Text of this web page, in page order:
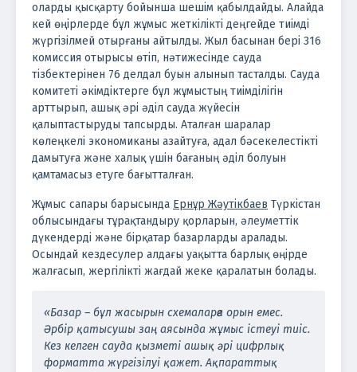
оларды қысқарту бойынша шешім қабылдайды. Алайда
кей өңірлерде бұл жұмыс жеткілікті деңгейде тиімді
жүргізілмей отырғаны айтылды. Жыл басынан бері 316
комиссия отырысы өтіп, нәтижесінде сауда
тізбектерінен 76 делдал буын алынып тасталды. Сауда
комитеті әкімдіктерге бұл жұмыстың тиімділігін
арттырып, ашық әрі әділ сауда жүйесін
қалыптастыруды тапсырды. Аталған шаралар
көлеңкелі экономиканы азайтуға, адал бәсекелестікті
дамытуға және халық үшін бағаның әділ болуын
қамтамасыз етуге бағытталған.
Жұмыс сапары барысында Ернұр Жәутікбаев Түркістан
облысындағы тұрақтандыру қорларын, әлеуметтік
дүкендерді және бірқатар базарларды аралады.
Осындай кездесулер алдағы уақытта барлық өңірде
жалғасып, жергілікті жағдай жеке қаралатын болады.
«Базар – бұл жасырын схемаларға орын емес.
Әрбір қатысушы заң аясында жұмыс істеуі тиіс.
Кез келген сауда қызметі ашық әрі цифрлық
форматта жүргізілуі қажет. Ақпараттық